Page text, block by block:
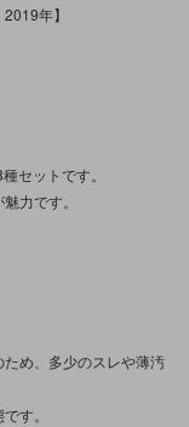
年】
セットです。
力です。
め、多少のスレや薄汚
す。